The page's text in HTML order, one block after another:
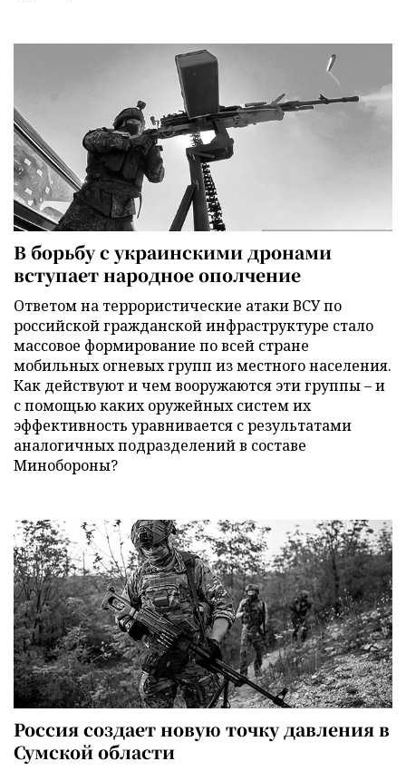
В борьбу с украинскими дронами
вступает народное ополчение
Ответом на террористические атаки ВСУ по
российской гражданской инфраструктуре стало
массовое формирование по всей стране
мобильных огневых групп из местного населения.
Как действуют и чем вооружаются эти группы – и
с помощью каких оружейных систем их
эффективность уравнивается с результатами
аналогичных подразделений в составе
Минобороны?
Россия создает новую точку давления в
Сумской области